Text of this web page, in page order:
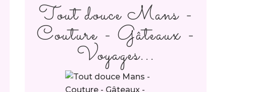
Tout douce Mans -
Couture - Gâteaux -
Voyages...